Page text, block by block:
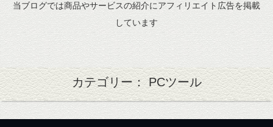
当ブログでは商品やサービスの紹介にアフィリエイト広告を掲載
しています
カテゴリー： PCツール